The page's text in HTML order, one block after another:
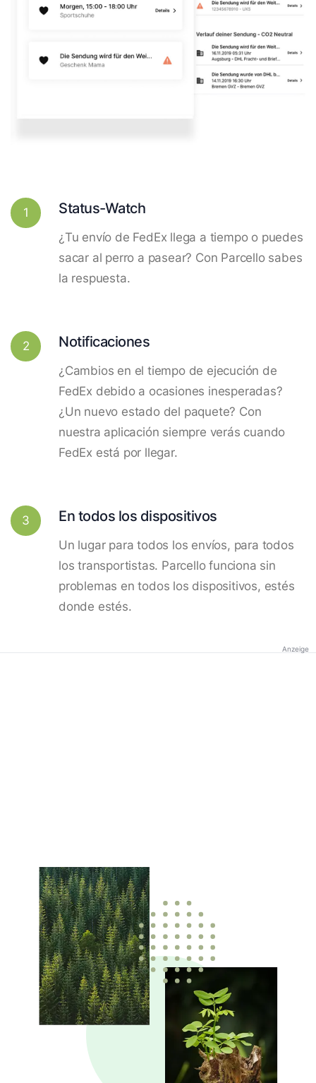
1 Status-Watch
¿Tu envío de FedEx llega a tiempo o puedes
sacar al perro a pasear? Con Parcello sabes
la respuesta.
2 Notificaciones
¿Cambios en el tiempo de ejecución de
FedEx debido a ocasiones inesperadas?
¿Un nuevo estado del paquete? Con
nuestra aplicación siempre verás cuando
FedEx está por llegar.
3 En todos los dispositivos
Un lugar para todos los envíos, para todos
los transportistas. Parcello funciona sin
problemas en todos los dispositivos, estés
donde estés.
Anzeige